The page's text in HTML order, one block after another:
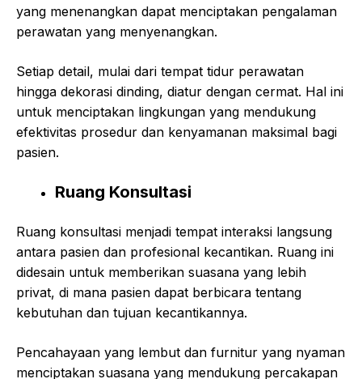
yang menenangkan dapat menciptakan pengalaman
perawatan yang menyenangkan.
Setiap detail, mulai dari tempat tidur perawatan
hingga dekorasi dinding, diatur dengan cermat. Hal ini
untuk menciptakan lingkungan yang mendukung
efektivitas prosedur dan kenyamanan maksimal bagi
pasien.
Ruang Konsultasi
Ruang konsultasi menjadi tempat interaksi langsung
antara pasien dan profesional kecantikan. Ruang ini
didesain untuk memberikan suasana yang lebih
privat, di mana pasien dapat berbicara tentang
kebutuhan dan tujuan kecantikannya.
Pencahayaan yang lembut dan furnitur yang nyaman
menciptakan suasana yang mendukung percakapan